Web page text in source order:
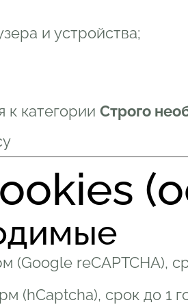
и устройства;
к категории Строго
reCAPTCHA),
(hCaptcha), срок до 1